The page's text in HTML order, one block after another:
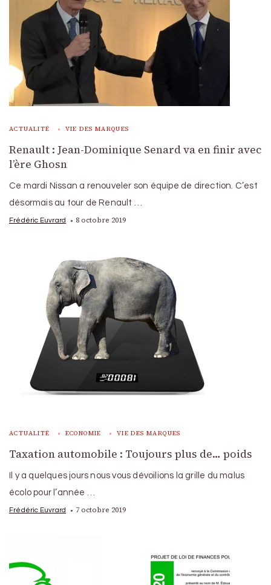
ACTUALITÉ VIE DES MARQUES
Renault : Jean-Dominique Senard va en finir avec
l’ère Ghosn
Ce mardi Nissan a renouveler son équipe de direction. C’est
désormais au tour de Renault …
Frédéric Euvrard 8 octobre 2019
ACTUALITÉ ECONOMIE VIE DES MARQUES
Taxation automobile : Toujours plus de… poids
Il y a quelques jours nous vous dévoilions la grille du malus
écolo pour l’année …
Frédéric Euvrard 7 octobre 2019